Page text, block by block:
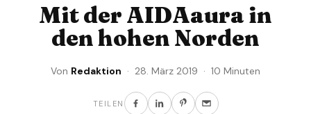
Mit der AIDAaura in
den hohen Norden
Von Redaktion · 28. März 2019 · 10 Minuten
TEILEN